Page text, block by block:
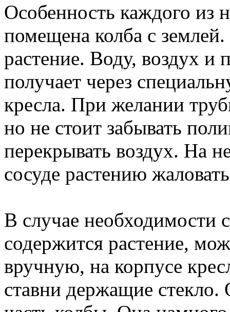
Особенность каждого из
помещена колба с
растение. Воду, воздух и
получает через
кресла. При желании
но не стоит забывать
перекрывать воздух. На
сосуде растению
В случае необходимости
содержится растение,
вручную, на корпусе
ставни держащие стекло.